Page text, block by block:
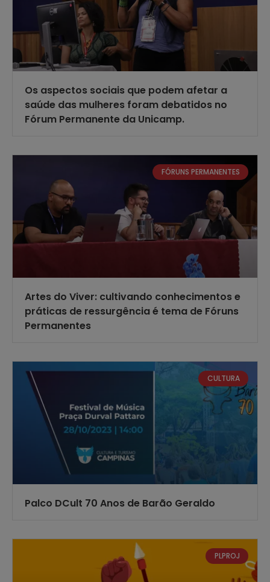
Os aspectos sociais que podem afetar a
saúde das mulheres foram debatidos no
Fórum Permanente da Unicamp.
FÓRUNS PERMANENTES
Artes do Viver: cultivando conhecimentos e
práticas de ressurgência é tema de Fóruns
Permanentes
CULTURA
Palco DCult 70 Anos de Barão Geraldo
PLPROJ